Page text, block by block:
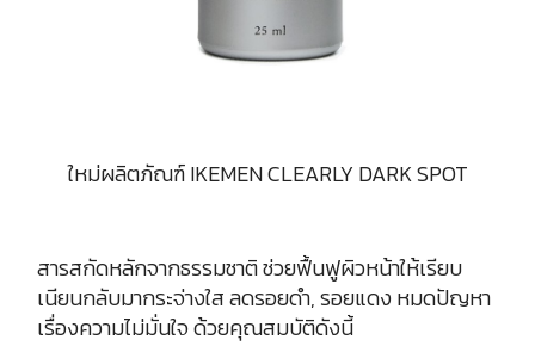
ใหม่ผลิตภัณฑ์ IKEMEN CLEARLY DARK SPOT
สารสกัดหลักจากธรรมชาติ ช่วยฟื้นฟูผิวหน้าให้เรียบ
เนียนกลับมากระจ่างใส ลดรอยดำ, รอยแดง หมดปัญหา
เรื่องความไม่มั่นใจ ด้วยคุณสมบัติดังนี้